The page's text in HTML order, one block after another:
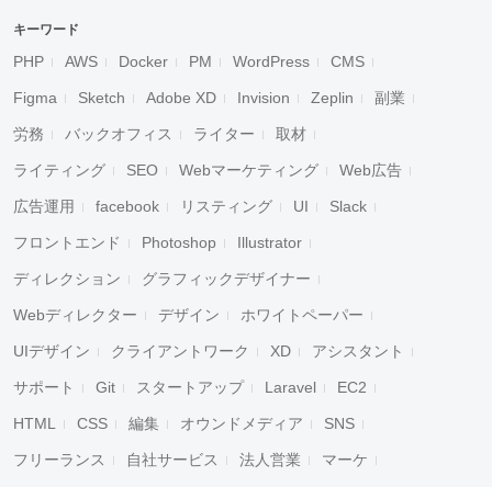
キーワード
PHP AWS Docker PM WordPress CMS
Figma Sketch Adobe XD Invision Zeplin 副業
労務 バックオフィス ライター 取材
ライティング SEO Webマーケティング Web広告
広告運用 facebook リスティング UI Slack
フロントエンド Photoshop Illustrator
ディレクション グラフィックデザイナー
Webディレクター デザイン ホワイトペーパー
UIデザイン クライアントワーク XD アシスタント
サポート Git スタートアップ Laravel EC2
HTML CSS 編集 オウンドメディア SNS
フリーランス 自社サービス 法人営業 マーケ